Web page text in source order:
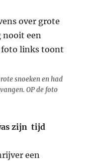
snoeken en had
OP de foto
zijn tijd
een